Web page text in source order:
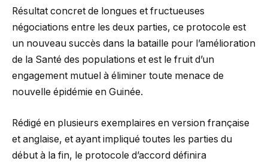
Résultat concret de longues et fructueuses
négociations entre les deux parties, ce protocole est
un nouveau succès dans la bataille pour l’amélioration
de la Santé des populations et est le fruit d’un
engagement mutuel à éliminer toute menace de
nouvelle épidémie en Guinée.
Rédigé en plusieurs exemplaires en version française
et anglaise, et ayant impliqué toutes les parties du
début à la fin, le protocole d’accord définira